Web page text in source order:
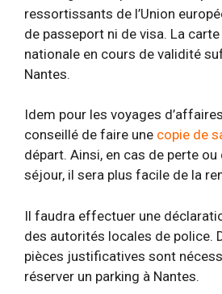
ressortissants de l’Union
de passeport ni de visa. La carte
nationale en cours de validité
Nantes.
Idem pour les voyages
conseillé de faire une copie de
départ. Ainsi, en cas de perte
séjour, il sera plus facile de la
Il faudra effectuer une
des autorités locales de police.
pièces justificatives sont
réserver un parking à Nantes.